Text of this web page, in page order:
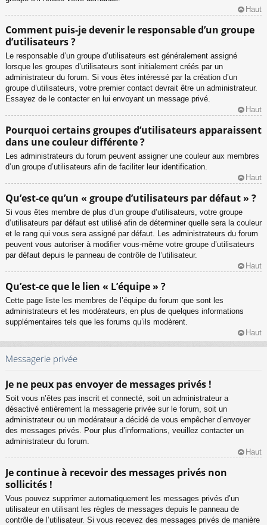
Haut
Comment puis-je devenir le responsable d’un groupe
d’utilisateurs ?
Le responsable d’un groupe d’utilisateurs est généralement assigné
lorsque les groupes d’utilisateurs sont initialement créés par un
administrateur du forum. Si vous êtes intéressé par la création d’un
groupe d’utilisateurs, votre premier contact devrait être un administrateur.
Essayez de le contacter en lui envoyant un message privé.
Haut
Pourquoi certains groupes d’utilisateurs apparaissent
dans une couleur différente ?
Les administrateurs du forum peuvent assigner une couleur aux membres
d’un groupe d’utilisateurs afin de faciliter leur identification.
Haut
Qu’est-ce qu’un « groupe d’utilisateurs par défaut » ?
Si vous êtes membre de plus d’un groupe d’utilisateurs, votre groupe
d’utilisateurs par défaut est utilisé afin de déterminer quelle sera la couleur
et le rang qui vous sera assigné par défaut. Les administrateurs du forum
peuvent vous autoriser à modifier vous-même votre groupe d’utilisateurs
par défaut depuis le panneau de contrôle de l’utilisateur.
Haut
Qu’est-ce que le lien « L’équipe » ?
Cette page liste les membres de l’équipe du forum que sont les
administrateurs et les modérateurs, en plus de quelques informations
supplémentaires tels que les forums qu’ils modèrent.
Haut
Messagerie privée
Je ne peux pas envoyer de messages privés !
Soit vous n’êtes pas inscrit et connecté, soit un administrateur a
désactivé entièrement la messagerie privée sur le forum, soit un
administrateur ou un modérateur a décidé de vous empêcher d’envoyer
des messages privés. Pour plus d’informations, veuillez contacter un
administrateur du forum.
Haut
Je continue à recevoir des messages privés non
sollicités !
Vous pouvez supprimer automatiquement les messages privés d’un
utilisateur en utilisant les règles de messages depuis le panneau de
contrôle de l’utilisateur. Si vous recevez des messages privés de manière